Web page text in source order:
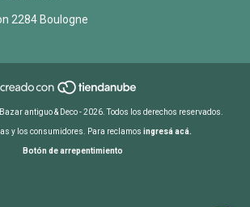
2284 Boulogne
antiguo & Deco - 2026. Todos los derechos reservados.
y los consumidores. Para reclamos ingresá acá.
Botón de arrepentimiento